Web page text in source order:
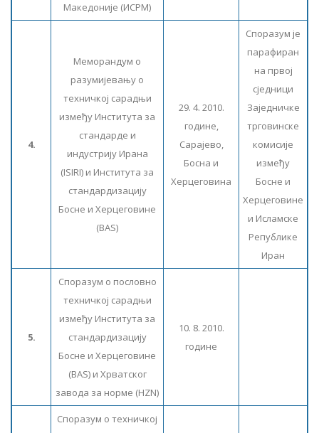
Македоније (ИСРМ)
4.
Меморандум о
разумијевању о
техничкој сарадњи
између Института за
стандарде и
индустрију Ирана
(ISIRI) и Института за
стандардизацију
Босне и Херцеговине
(BAS)
29. 4. 2010.
године,
Сарајево,
Босна и
Херцеговина
Споразум је
парафиран
на првој
сједници
Заједничке
трговинске
комисије
између
Босне и
Херцеговине
и Исламске
Републике
Иран
5.
Споразум о пословно
техничкој сарадњи
између Института за
стандардизацију
Босне и Херцеговине
(BAS) и Хрватског
завода за норме (HZN)
10. 8. 2010.
године
Споразум о техничкој